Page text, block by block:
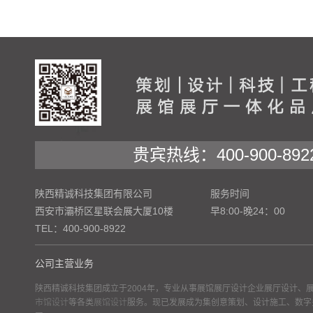
贵宾热线：400-900-
陕西精诚科技集团有限公司
西安市灞桥区星联会展大厦10楼
TEL：400-900-8922
服务时间
早8:00-晚24：00
公司主营业务
陕西精诚科技集团成立于2004年，专业从事展馆展厅设计企业展厅设计、
市馆设计等各类 展馆设计 服务。现已发展成为集创意策划、设计施工、数